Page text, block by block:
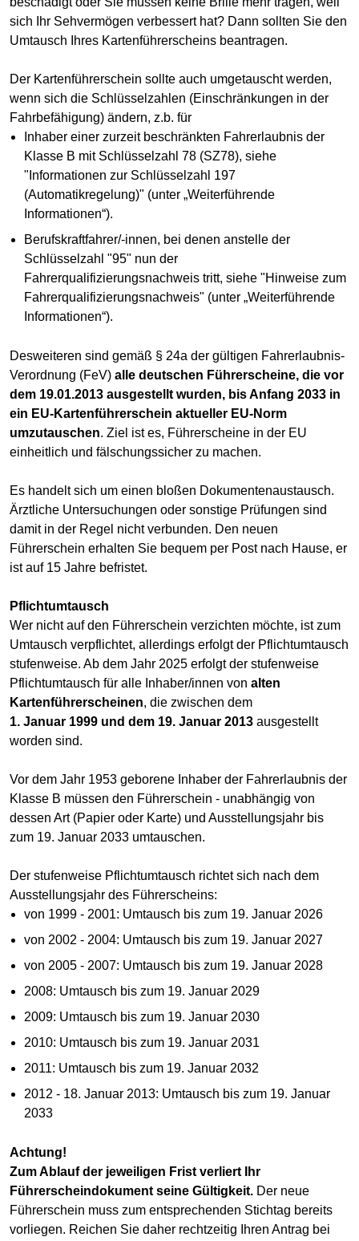
sich Ihr Sehvermögen verbessert hat? Dann sollten Sie den
Umtausch Ihres Kartenführerscheins beantragen.
Der Kartenführerschein sollte auch umgetauscht werden,
wenn sich die Schlüsselzahlen (Einschränkungen in der
Fahrbefähigung) ändern, z.b. für
Inhaber einer zurzeit beschränkten Fahrerlaubnis der
Klasse B mit Schlüsselzahl 78 (SZ78), siehe
"Informationen zur Schlüsselzahl 197
(Automatikregelung)" (unter „Weiterführende
Informationen“).
Berufskraftfahrer/-innen, bei denen anstelle der
Schlüsselzahl "95" nun der
Fahrerqualifizierungsnachweis tritt, siehe "Hinweise zum
Fahrerqualifizierungsnachweis" (unter „Weiterführende
Informationen“).
Desweiteren sind gemäß § 24a der gültigen Fahrerlaubnis-
Verordnung (FeV) alle deutschen Führerscheine, die vor
dem 19.01.2013 ausgestellt wurden, bis Anfang 2033 in
ein EU-Kartenführerschein aktueller EU-Norm
umzutauschen. Ziel ist es, Führerscheine in der EU
einheitlich und fälschungssicher zu machen.
Es handelt sich um einen bloßen Dokumentenaustausch.
Ärztliche Untersuchungen oder sonstige Prüfungen sind
damit in der Regel nicht verbunden. Den neuen
Führerschein erhalten Sie bequem per Post nach Hause, er
ist auf 15 Jahre befristet.
Pflichtumtausch
Wer nicht auf den Führerschein verzichten möchte, ist zum
Umtausch verpflichtet, allerdings erfolgt der Pflichtumtausch
stufenweise. Ab dem Jahr 2025 erfolgt der stufenweise
Pflichtumtausch für alle Inhaber/innen von alten
Kartenführerscheinen, die zwischen dem
1. Januar 1999 und dem 19. Januar 2013 ausgestellt
worden sind.
Vor dem Jahr 1953 geborene Inhaber der Fahrerlaubnis der
Klasse B müssen den Führerschein - unabhängig von
dessen Art (Papier oder Karte) und Ausstellungsjahr bis
zum 19. Januar 2033 umtauschen.
Der stufenweise Pflichtumtausch richtet sich nach dem
Ausstellungsjahr des Führerscheins:
von 1999 - 2001: Umtausch bis zum 19. Januar 2026
von 2002 - 2004: Umtausch bis zum 19. Januar 2027
von 2005 - 2007: Umtausch bis zum 19. Januar 2028
2008: Umtausch bis zum 19. Januar 2029
2009: Umtausch bis zum 19. Januar 2030
2010: Umtausch bis zum 19. Januar 2031
2011: Umtausch bis zum 19. Januar 2032
2012 - 18. Januar 2013: Umtausch bis zum 19. Januar
2033
Achtung!
Zum Ablauf der jeweiligen Frist verliert Ihr
Führerscheindokument seine Gültigkeit. Der neue
Führerschein muss zum entsprechenden Stichtag bereits
vorliegen. Reichen Sie daher rechtzeitig Ihren Antrag bei